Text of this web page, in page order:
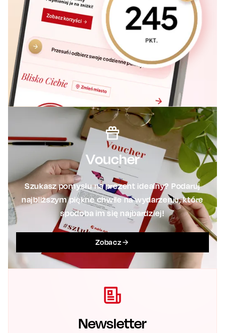
Voucher
Szukasz pomysłu na prezent idealny? Podaruj
najbliższym piękne chwile na wydarzeniu, które
spodoba im się najbardziej!
Zobacz
Newsletter